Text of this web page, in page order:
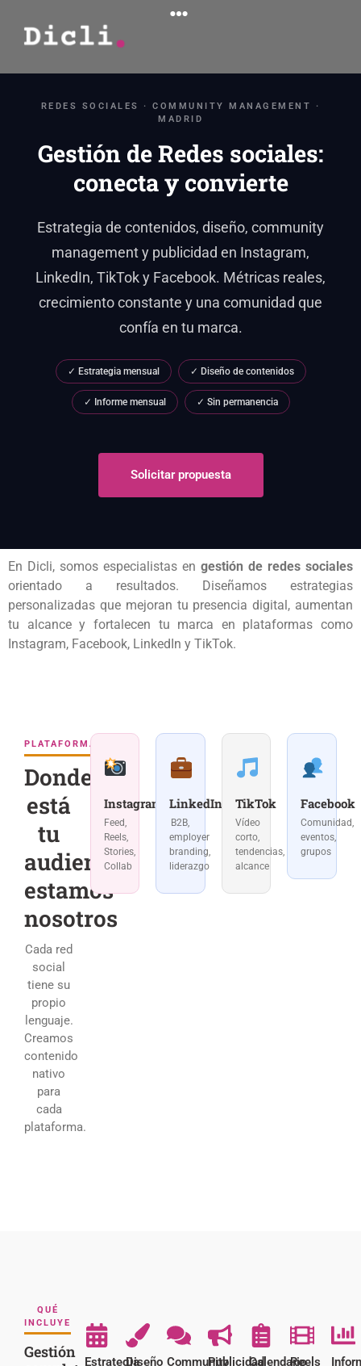
REDES SOCIALES · COMMUNITY MANAGEMENT ·
MADRID
Gestión de Redes sociales:
conecta y convierte
Estrategia de contenidos, diseño, community
management y publicidad en Instagram,
LinkedIn, TikTok y Facebook. Métricas reales,
crecimiento constante y una comunidad que
confía en tu marca.
✓ Estrategia mensual ✓ Diseño de contenidos
✓ Informe mensual ✓ Sin permanencia
Solicitar propuesta
En Dicli, somos especialistas en gestión de redes sociales
orientado a resultados. Diseñamos estrategias
personalizadas que mejoran tu presencia digital, aumentan
tu alcance y fortalecen tu marca en plataformas como
Instagram, Facebook, LinkedIn y TikTok.
PLATAFORMAS
Donde
está
tu
audiencia,
estamos
nosotros
Cada red
social
tiene su
propio
lenguaje.
Creamos
contenido
nativo
para
cada
plataforma.
Instagram
Feed,
Reels,
Stories,
Collab
LinkedIn
B2B,
employer
branding,
liderazgo
TikTok
Vídeo
corto,
tendencias,
alcance
Facebook
Comunidad,
eventos,
grupos
QUÉ
INCLUYE
Gestión
EstrategiaDiseño CommunityPublicidadCalendarioReels